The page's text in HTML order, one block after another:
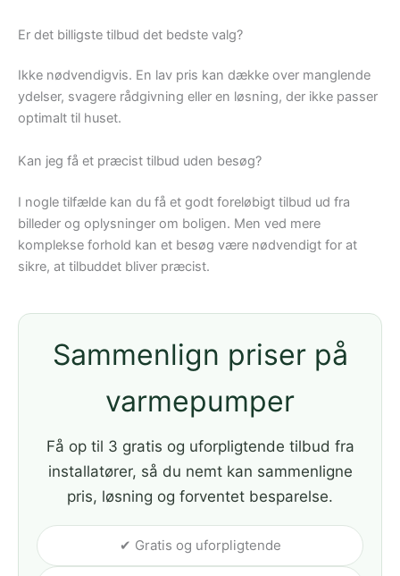
Er det billigste tilbud det bedste valg?
Ikke nødvendigvis. En lav pris kan dække over manglende
ydelser, svagere rådgivning eller en løsning, der ikke passer
optimalt til huset.
Kan jeg få et præcist tilbud uden besøg?
I nogle tilfælde kan du få et godt foreløbigt tilbud ud fra
billeder og oplysninger om boligen. Men ved mere
komplekse forhold kan et besøg være nødvendigt for at
sikre, at tilbuddet bliver præcist.
Sammenlign priser på
varmepumper
Få op til 3 gratis og uforpligtende tilbud fra
installatører, så du nemt kan sammenligne
pris, løsning og forventet besparelse.
✔ Gratis og uforpligtende